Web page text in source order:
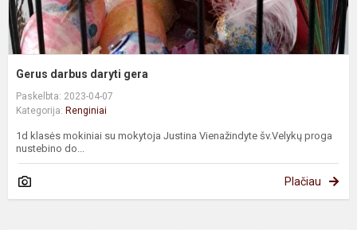
Gerus darbus daryti gera
Paskelbta: 2023-04-07
Kategorija: Renginiai
1d klasės mokiniai su mokytoja Justina Vienažindyte šv.Velykų proga
nustebino do...
Plačiau